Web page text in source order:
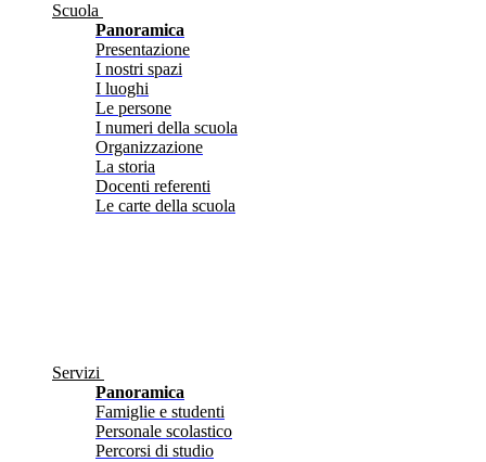
Scuola
Panoramica
Presentazione
I nostri spazi
I luoghi
Le persone
I numeri della scuola
Organizzazione
La storia
Docenti referenti
Le carte della scuola
Servizi
Panoramica
Famiglie e studenti
Personale scolastico
Percorsi di studio